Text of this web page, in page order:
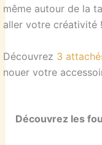
même autour de la
aller votre créativité !
Découvrez 3
nouer votre
Découvrez les